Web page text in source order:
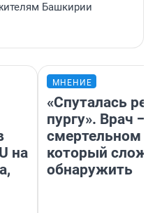
Башкирии
на
МНЕНИЕ
«Спуталась
пургу». Врач —
смертельном
который
обнаружить